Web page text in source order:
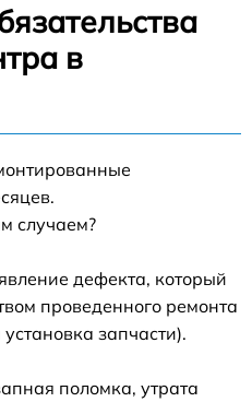
в
случаем?
дефекта, который
проведенного ремонта
запчасти).
поломка, утрата